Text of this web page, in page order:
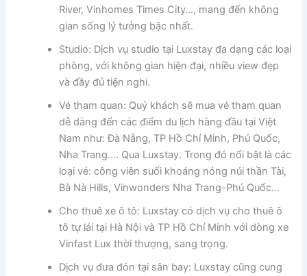
River, Vinhomes Times City…, mang đến không
gian sống lý tưởng bậc nhất.
Studio: Dịch vụ studio tại Luxstay đa dạng các loại
phòng, với không gian hiện đại, nhiều view đẹp
và đầy đủ tiện nghi.
Vé tham quan: Quý khách sẽ mua vé tham quan
dễ dàng đến các điểm du lịch hàng đầu tại Việt
Nam như: Đà Nẵng, TP Hồ Chí Minh, Phú Quốc,
Nha Trang…. Qua Luxstay. Trong đó nổi bật là các
loại vé: công viên suối khoáng nóng núi thần Tài,
Bà Nà Hills, Vinwonders Nha Trang-Phú Quốc…
Cho thuê xe ô tô: Luxstay có dịch vụ cho thuê ô
tô tự lái tại Hà Nội và TP Hồ Chí Minh với dòng xe
Vinfast Lux thời thượng, sang trọng.
Dịch vụ đưa đón tại sân bay: Luxstay cũng cung